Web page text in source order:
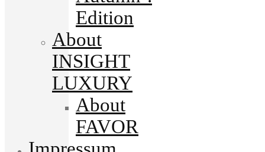
Edition
About
INSIGHT
LUXURY
About
FAVOR